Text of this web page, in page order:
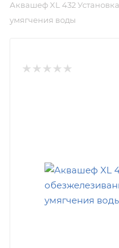
Аквашеф XL 432
умягчения воды